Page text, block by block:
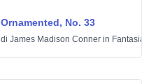
Ornamented, No. 33
di James Madison Conner in